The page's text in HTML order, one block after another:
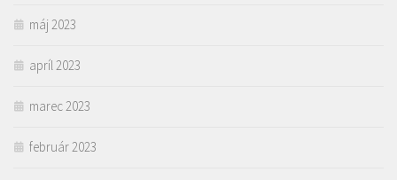
máj 2023
apríl 2023
marec 2023
február 2023